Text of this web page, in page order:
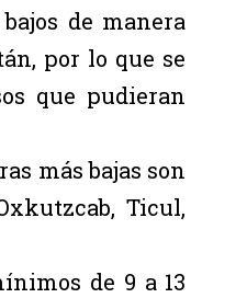
de manera
por lo que se
que pudieran
más bajas son
Ticul,
de 9 a 13